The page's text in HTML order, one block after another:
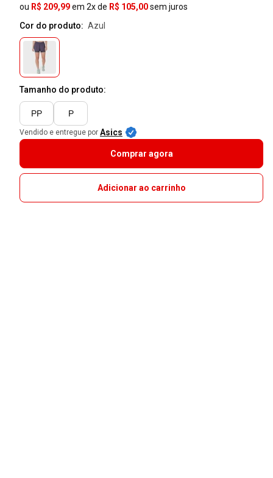
ou R$ 209,99em 2x de R$ 105,00sem juros
Cor do produto:
azul
Tamanho do produto:
PP P
Vendido e entregue por Asics
Comprar agora
Adicionar ao carrinho